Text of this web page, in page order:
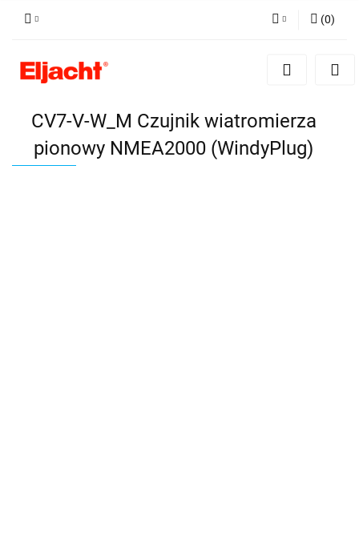
Zaloguj się
(0)
CV7-V-W_M Czujnik wiatromierza
pionowy NMEA2000 (WindyPlug)